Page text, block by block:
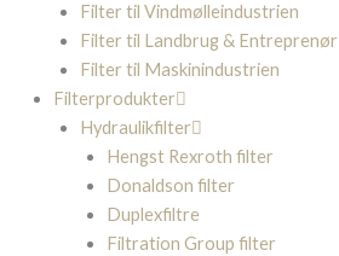
Filter til Vindmølleindustrien
Filter til Landbrug & Entreprenør
Filter til Maskinindustrien
Filterprodukter
Hydraulikfilter
Hengst Rexroth filter
Donaldson filter
Duplexfiltre
Filtration Group filter